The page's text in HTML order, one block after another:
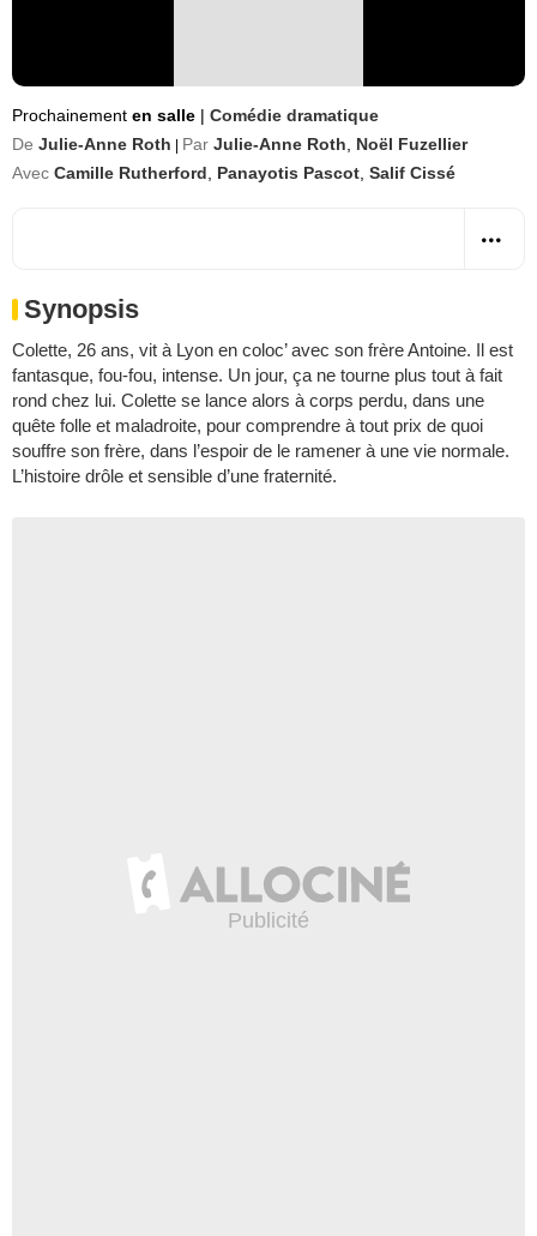
Prochainement en salle | Comédie dramatique
De Julie-Anne Roth Par Julie-Anne Roth
Noël Fuzellier
Avec Camille Rutherford Panayotis Pascot Salif Cissé
Synopsis
Colette, 26 ans, vit à Lyon en coloc’ avec son frère Antoine. Il est
fantasque, fou-fou, intense. Un jour, ça ne tourne plus tout à fait
rond chez lui. Colette se lance alors à corps perdu, dans une
quête folle et maladroite, pour comprendre à tout prix de quoi
souffre son frère, dans l’espoir de le ramener à une vie normale.
L’histoire drôle et sensible d’une fraternité.